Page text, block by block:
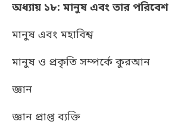
অধ্যায় ১৮: মানুষ এবং তার পরিবেশ
মানুষ এবং মহাবিশ্ব
মানুষ ও প্রকৃতি সম্পর্কে কুরআন
জ্ঞান
জ্ঞান প্রাপ্ত ব্যক্তি